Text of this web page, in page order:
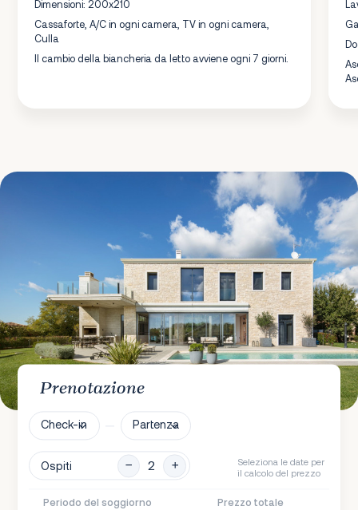
Dimensioni: 200x210
Cassaforte, A/C in ogni camera, TV in ogni camera,
Culla
Il cambio della biancheria da letto avviene ogni 7 giorni.
Prenotazione
Check-in Partenza
Ospiti
Seleziona le date per
il calcolo del prezzo
Periodo del soggiorno Prezzo totale